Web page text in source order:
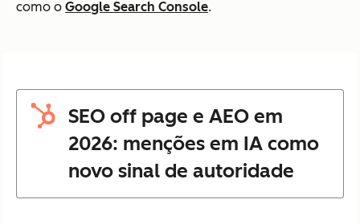
como o Google Search Console.
SEO off page e AEO em
2026: menções em IA como
novo sinal de autoridade